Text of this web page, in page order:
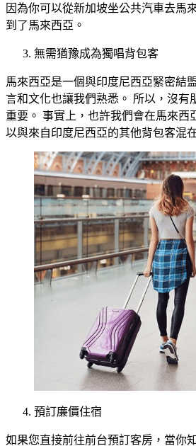
因為你可以從新加坡坐公共汽車去馬
到了馬來西亞。
無需猶豫成為獨唱背包客
馬來西亞是一個與印度尼西亞緊密結
言和文化也讓我們熟悉。 所以，沒有
重要。 事實上，也許我們會在馬來西
以與來自印度尼西亞的其他背包客混
預訂廉價住宿
如果您直接前往前台預訂客房，當你